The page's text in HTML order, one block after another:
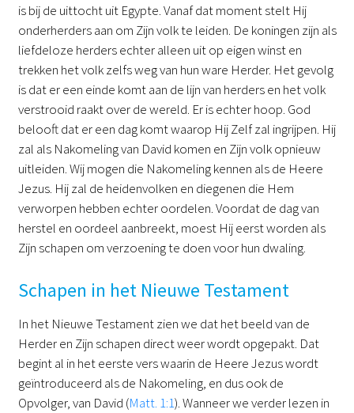
is bij de uittocht uit Egypte. Vanaf dat moment stelt Hij
onderherders aan om Zijn volk te leiden. De koningen zijn als
liefdeloze herders echter alleen uit op eigen winst en
trekken het volk zelfs weg van hun ware Herder. Het gevolg
is dat er een einde komt aan de lijn van herders en het volk
verstrooid raakt over de wereld. Er is echter hoop. God
belooft dat er een dag komt waarop Hij Zelf zal ingrijpen. Hij
zal als Nakomeling van David komen en Zijn volk opnieuw
uitleiden. Wij mogen die Nakomeling kennen als de Heere
Jezus. Hij zal de heidenvolken en diegenen die Hem
verworpen hebben echter oordelen. Voordat de dag van
herstel en oordeel aanbreekt, moest Hij eerst worden als
Zijn schapen om verzoening te doen voor hun dwaling.
Schapen in het Nieuwe Testament
In het Nieuwe Testament zien we dat het beeld van de
Herder en Zijn schapen direct weer wordt opgepakt. Dat
begint al in het eerste vers waarin de Heere Jezus wordt
geïntroduceerd als de Nakomeling, en dus ook de
Opvolger, van David (Matt. 1:1). Wanneer we verder lezen in